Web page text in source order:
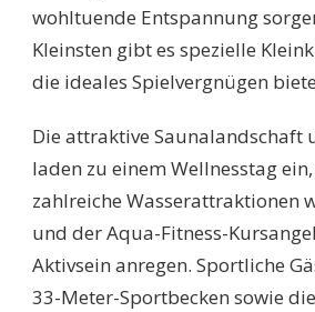
wohltuende Entspannung
Kleinsten gibt es spezielle
die ideales Spielvergnügen
Die attraktive Saunalandschaft
laden zu einem Wellnesstag
zahlreiche Wasserattraktionen
und der Aqua-Fitness-
Aktivsein anregen. Sportliche
33-Meter-Sportbecken sowie